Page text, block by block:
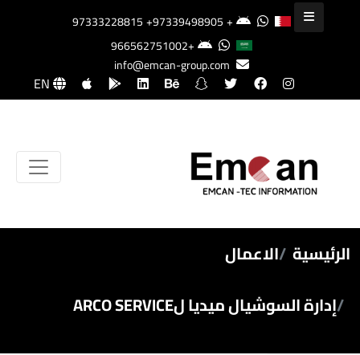
+97333228815
+97339498905
+966562751002
info@emcan-group.com
EN
الرئيسية الاعمال
إدارة السوشيال ميديا لARCO SERVICE